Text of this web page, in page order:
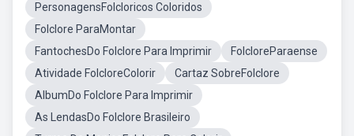
PersonagensFolcloricos Coloridos
Folclore ParaMontar
FantochesDo Folclore Para Imprimir
FolcloreParaense
Atividade FolcloreColorir
Cartaz SobreFolclore
AlbumDo Folclore Para Imprimir
As LendasDo Folclore Brasileiro